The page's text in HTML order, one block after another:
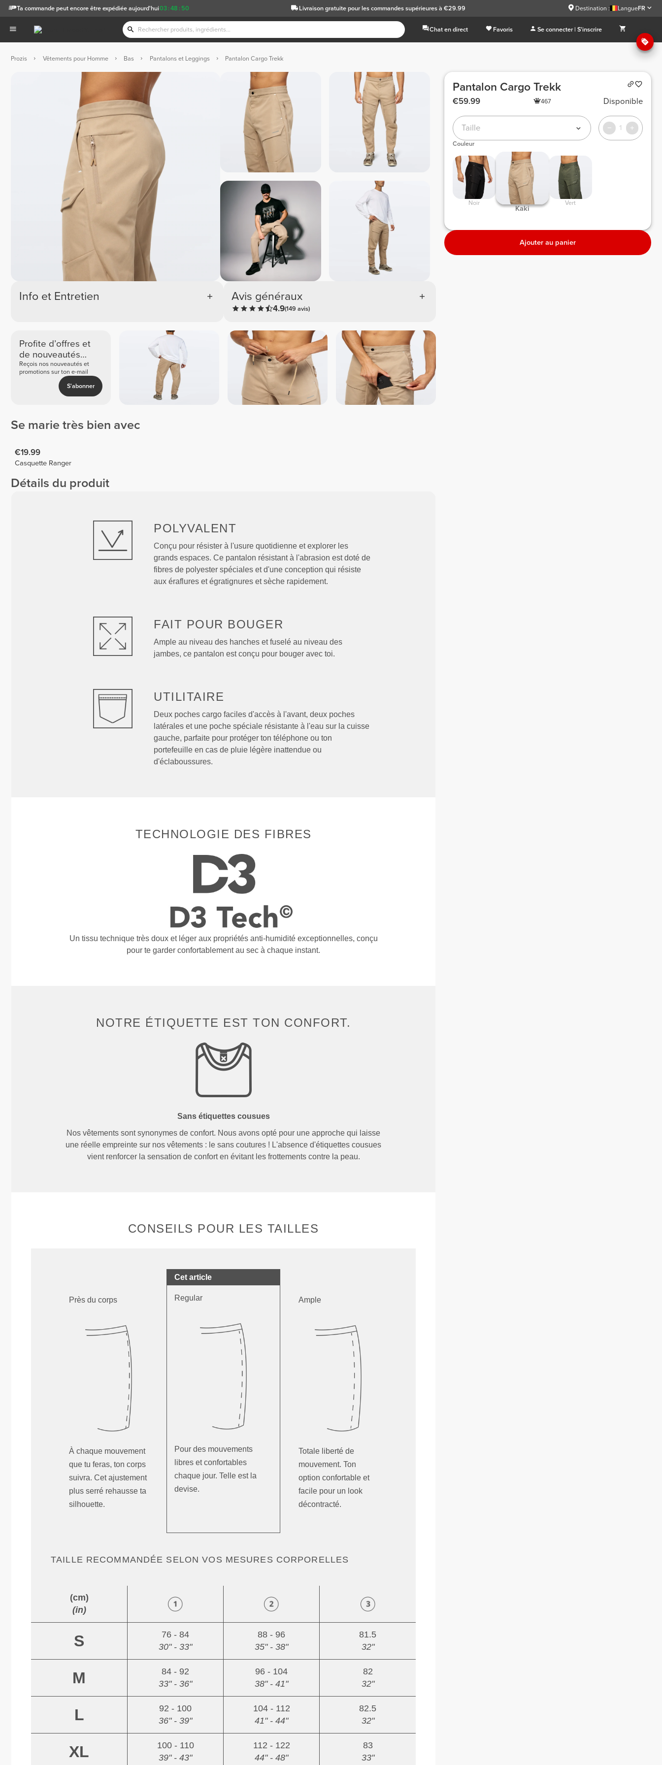
03 :48 : 50
Ta commande peut encore être expédiée aujourd'hui Livraison gratuitepour les commandes supérieures à €29.99 Destination : LangueFR
Chat en direct Favoris Se connecter | S'inscrire
Prozis Vêtements pour Homme Bas Pantalons et Leggings Pantalon Cargo Trekk
Info et Entretien Avis généraux
4.9(149 avis)
Profite d’offres et
de nouveautés
exclusives
Reçois nos nouveautés et
promotions sur ton e-mail
S'abonner
Se marie très bien avec
€19.99
Casquette Ranger
Détails du produit
POLYVALENT
Conçu pour résister à l'usure quotidienne et explorer les
grands espaces. Ce pantalon résistant à l'abrasion est doté de
fibres de polyester spéciales et d'une conception qui résiste
aux éraflures et égratignures et sèche rapidement.
FAIT POUR BOUGER
Ample au niveau des hanches et fuselé au niveau des
jambes, ce pantalon est conçu pour bouger avec toi.
UTILITAIRE
Deux poches cargo faciles d'accès à l'avant, deux poches
latérales et une poche spéciale résistante à l'eau sur la cuisse
gauche, parfaite pour protéger ton téléphone ou ton
portefeuille en cas de pluie légère inattendue ou
d'éclaboussures.
TECHNOLOGIE DES FIBRES
Un tissu technique très doux et léger aux propriétés anti-humidité exceptionnelles, conçu
pour te garder confortablement au sec à chaque instant.
NOTRE ÉTIQUETTE EST TON CONFORT.
Sans étiquettes cousues
Nos vêtements sont synonymes de confort. Nous avons opté pour une approche qui laisse
une réelle empreinte sur nos vêtements : le sans coutures ! L'absence d'étiquettes cousues
vient renforcer la sensation de confort en évitant les frottements contre la peau.
CONSEILS POUR LES TAILLES
Près du corps
À chaque mouvement
que tu feras, ton corps
suivra. Cet ajustement
plus serré rehausse ta
silhouette.
Cet article
Regular
Pour des mouvements
libres et confortables
chaque jour. Telle est la
devise.
Ample
Totale liberté de
mouvement. Ton
option confortable et
facile pour un look
décontracté.
TAILLE RECOMMANDÉE SELON VOS MESURES CORPORELLES
(cm)
(in)
S
76 - 84
30" - 33"
88 - 96
35" - 38"
81.5
32"
M
84 - 92
33" - 36"
96 - 104
38" - 41"
82
32"
L
92 - 100
36" - 39"
104 - 112
41" - 44"
82.5
32"
XL
100 - 110
39" - 43"
112 - 122
44" - 48"
83
33"
Pantalon Cargo Trekk
€59.99 467 Disponible
Taille 1
Couleur
Noir
Kaki
Vert
Ajouter au panier